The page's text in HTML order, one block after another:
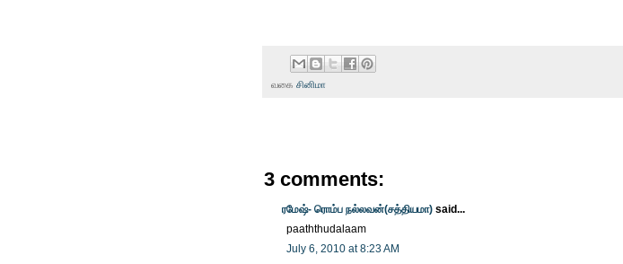
வகை சினிமா
3 comments:
ரமேஷ்- ரொம்ப நல்லவன்(சத்தியமா) said...
paaththudalaam
July 6, 2010 at 8:23 AM